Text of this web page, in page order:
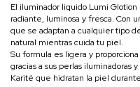
El iluminador liquido Lumi
radiante, luminosa y fresca. Con
que se adaptan a cualquier tipo
natural mientras cuida tu piel.
Su formula es ligera y
gracias a sus perlas iluminadoras
Karité que hidratan la piel